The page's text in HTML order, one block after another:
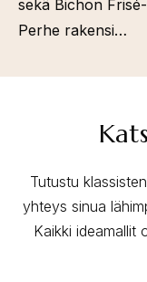
sekä Bichon
Perhe rakensi…
Tutustu
yhteys sinua
Kaikki ideamallit